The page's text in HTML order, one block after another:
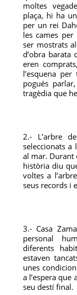
moltes
plaça, hi ha
per un rei
les cames
ser mostrats
d’obra barata
eren
l’esquena
pogués
tragèdia que
2.- L’arbre
seleccionats a
al mar. Durant
història diu
voltes a
seus records i
3.- Casa
personal
diferents
estaven
unes
a l’espera que
seu destí final.